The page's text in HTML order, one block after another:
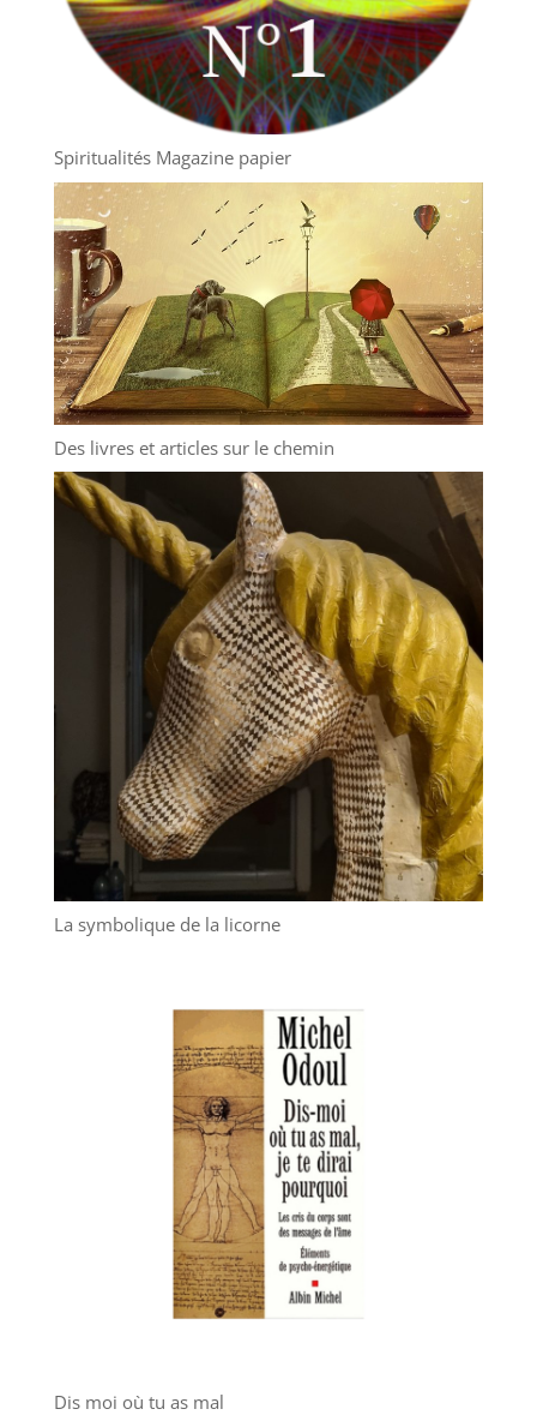
Spiritualités Magazine papier
Des livres et articles sur le chemin
La symbolique de la licorne
Dis moi où tu as mal